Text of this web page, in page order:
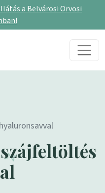
a Belvárosi Orvosi